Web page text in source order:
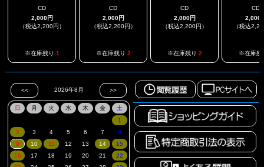
CD
2,000円
（税込2,200円）
※在庫残り 1
CD
2,000円
（税込2,200円）
※在庫残り 2
CD
2,000円
（税込2,200円）
※在庫残り 2
CD
2,000
（税込
※在庫残